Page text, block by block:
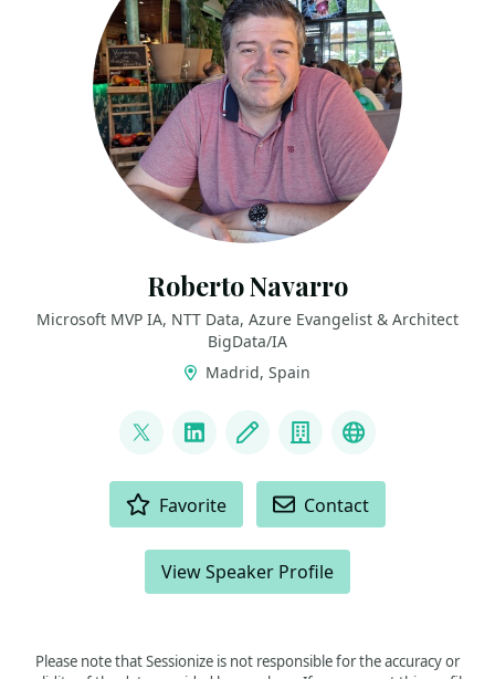
Roberto Navarro
Microsoft MVP IA, NTT Data, Azure Evangelist & Architect
BigData/IA
Madrid, Spain
@NavarroRoberto_
LinkedInBlog CompanyYoutube
Favorite Contact
View Speaker Profile
Please note that Sessionize is not responsible for the accuracy or